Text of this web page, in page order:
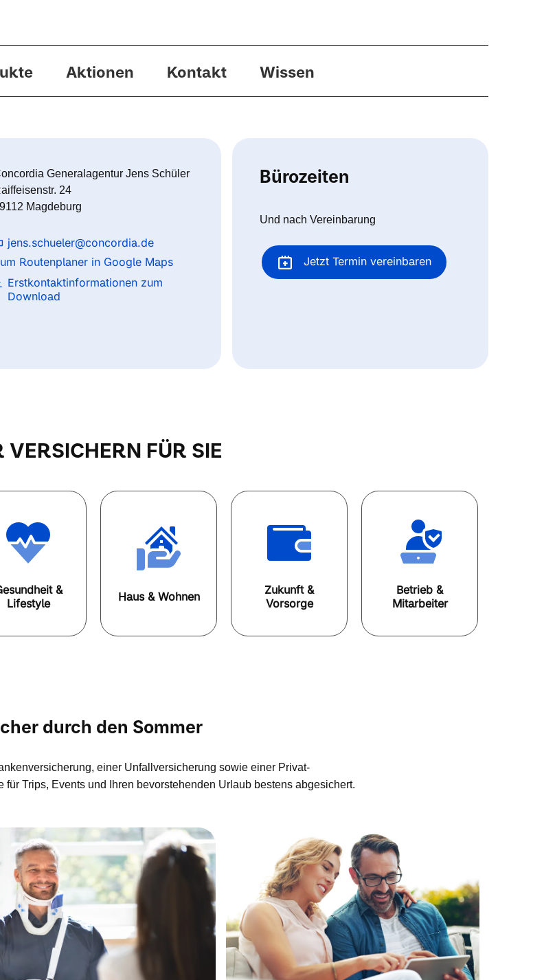
Aktionen Kontakt Wissen
Generalagentur Jens Schüler
24
Magdeburg
jens.schueler@concordia.de
Routenplaner in Google Maps
Erstkontaktinformationen zum
Download
Bürozeiten
Und nach Vereinbarung
Jetzt Termin vereinbaren
VERSICHERN FÜR SIE
&
Lifestyle
Haus & Wohnen
Zukunft &
Vorsorge
Betrieb &
Mitarbeiter
durch den Sommer
einer Unfallversicherung sowie einer Privat-
für Trips, Events und Ihren bevorstehenden Urlaub bestens abgesichert.